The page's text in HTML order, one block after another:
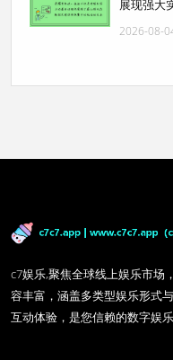
展现强大
2026-08-
c7娱乐,聚焦全球线上娱乐市场
容丰富，涵盖多类型娱乐形式
互动体验，是您信赖的数字娱乐